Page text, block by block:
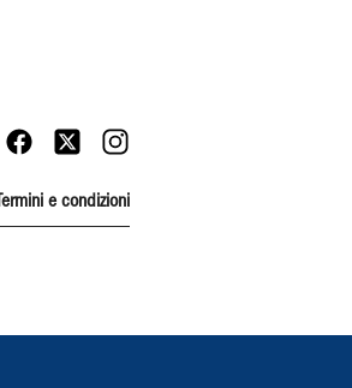
Termini e condizioni